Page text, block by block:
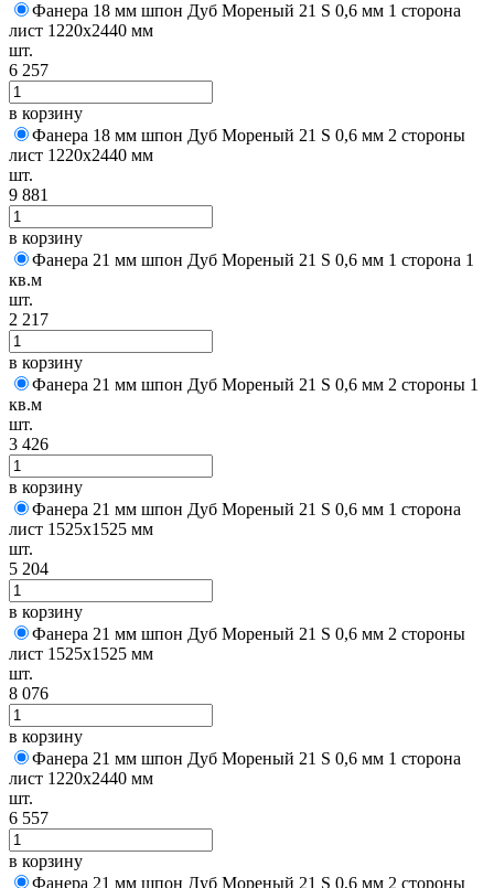
Фанера 18 мм шпон Дуб Мореный 21 S 0,6 мм 1 сторона
лист 1220х2440 мм
шт.
6 257
в корзину
Фанера 18 мм шпон Дуб Мореный 21 S 0,6 мм 2 стороны
лист 1220х2440 мм
шт.
9 881
в корзину
Фанера 21 мм шпон Дуб Мореный 21 S 0,6 мм 1 сторона 1
кв.м
шт.
2 217
в корзину
Фанера 21 мм шпон Дуб Мореный 21 S 0,6 мм 2 стороны 1
кв.м
шт.
3 426
в корзину
Фанера 21 мм шпон Дуб Мореный 21 S 0,6 мм 1 сторона
лист 1525х1525 мм
шт.
5 204
в корзину
Фанера 21 мм шпон Дуб Мореный 21 S 0,6 мм 2 стороны
лист 1525х1525 мм
шт.
8 076
в корзину
Фанера 21 мм шпон Дуб Мореный 21 S 0,6 мм 1 сторона
лист 1220х2440 мм
шт.
6 557
в корзину
Фанера 21 мм шпон Дуб Мореный 21 S 0,6 мм 2 стороны